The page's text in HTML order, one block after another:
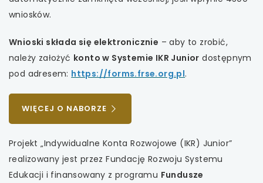
wniosków.
Wnioski składa się elektronicznie – aby to zrobić,
należy założyć konto w Systemie IKR Junior dostępnym
pod adresem: https://forms.frse.org.pluwaga,
nowej
karcie
.
WIĘCEJ O NABORZE UWAGA,
SIĘ
W
NOWEJ
Projekt „Indywidualne Konta Rozwojowe (IKR) Junior”
realizowany jest przez Fundację Rozwoju Systemu
Edukacji i finansowany z programu Fundusze